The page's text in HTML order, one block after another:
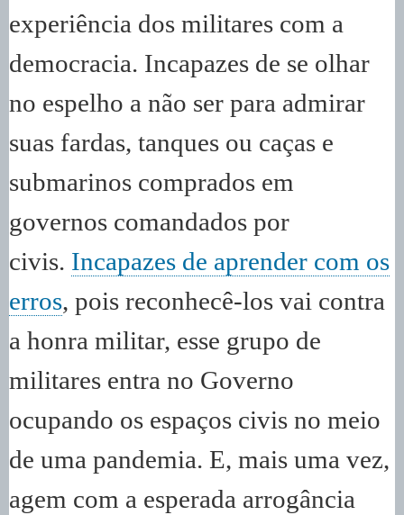
experiência dos militares com a
democracia. Incapazes de se olhar
no espelho a não ser para admirar
suas fardas, tanques ou caças e
submarinos comprados em
governos comandados por
civis. Incapazes de aprender com os
erros, pois reconhecê-los vai contra
a honra militar, esse grupo de
militares entra no Governo
ocupando os espaços civis no meio
de uma pandemia. E, mais uma vez,
agem com a esperada arrogância